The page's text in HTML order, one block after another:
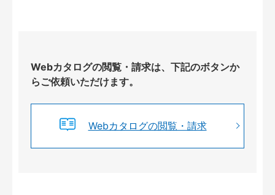
Webカタログの閲覧・請求は、下記のボタンか
らご依頼いただけます。
Webカタログの閲覧・請求